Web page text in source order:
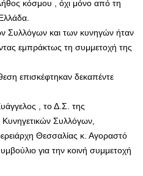
κόσμου , όχι μόνο από τη
Συλλόγων και των κυνηγών ήταν
εμπράκτως τη συμμετοχή της
επισκέφτηκαν δεκαπέντε
, το Δ.Σ. της
Συλλόγων,
Θεσσαλίας κ. Αγοραστό
για την κοινή συμμετοχή